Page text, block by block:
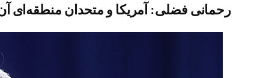
رحمانی فضلی: آمریکا و متحدان منطقه‌ای